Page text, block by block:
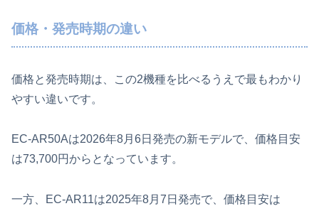
価格・発売時期の違い
価格と発売時期は、この2機種を比べるうえで最もわかり
やすい違いです。
EC-AR50Aは2026年8月6日発売の新モデルで、価格目安
は73,700円からとなっています。
一方、EC-AR11は2025年8月7日発売で、価格目安は